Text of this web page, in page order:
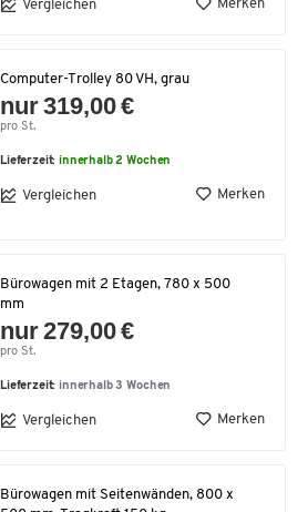
Vergleichen Merken
Computer-Trolley 80 VH, grau
nur 319,00 €
pro St.
Lieferzeit:innerhalb 2 Wochen
Vergleichen Merken
Bürowagen mit 2 Etagen, 780 x 500
mm
nur 279,00 €
pro St.
Lieferzeit: innerhalb 3 Wochen
Vergleichen Merken
Bürowagen mit Seitenwänden, 800 x